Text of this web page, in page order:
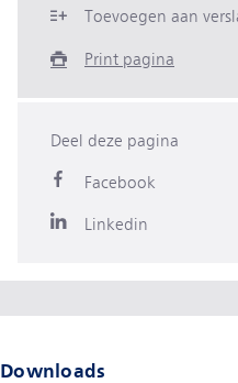
Toevoegen aan
Print pagina
Deel deze pagina
Facebook
Linkedin
Downloads